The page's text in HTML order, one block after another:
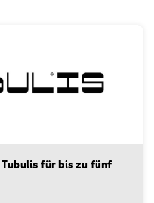
für bis zu fünf